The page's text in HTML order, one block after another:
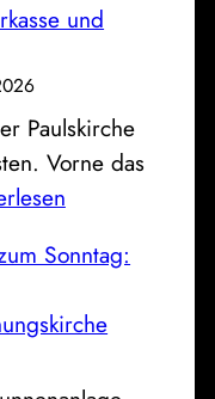
und
Paulskirche
Vorne das
Sonntag: